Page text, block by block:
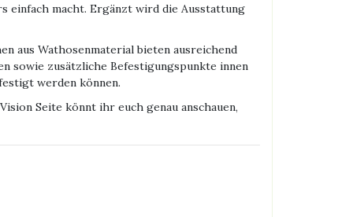
einfach macht. Ergänzt wird die Ausstattung
aus Wathosenmaterial bieten ausreichend
sowie zusätzliche Befestigungspunkte innen
werden können.
Seite könnt ihr euch genau anschauen,